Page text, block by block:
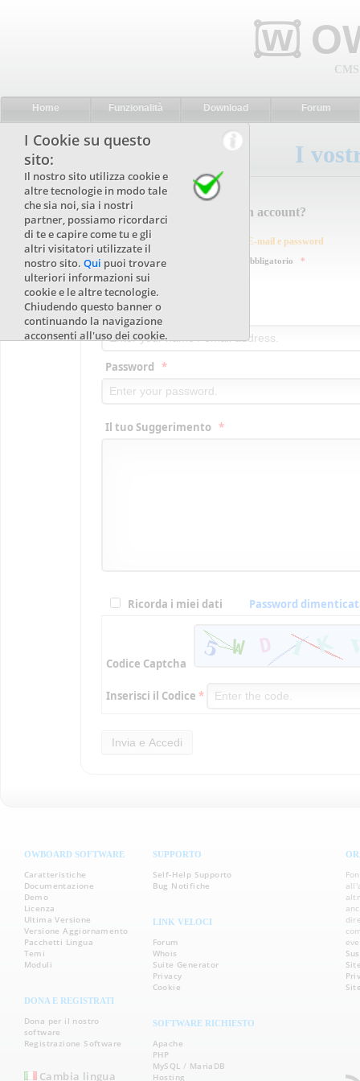
۝
w
Home Funzionalità Download Forum
I
Hai già un account?
Inserisci il tuo Nome/E-mail e password
Indica un campo obbligatorio *
Nome / E-mail
Password *
Il tuo Suggerimento *
Ricorda i miei dati Password
Codice Captcha
Inserisci il Codice *
OWBOARD SOFTWARE
Caratteristiche
Documentazione
Demo
Licenza
Ultima Versione
Versione Aggiornamento
Pacchetti Lingua
Temi
Moduli
DONA E REGISTRATI
Dona per il nostro
software
Registrazione Software
Cambia lingua
SUPPORTO
Self-Help Supporto
Bug Notifiche
LINK VELOCI
Forum
Whois
Suite Generator
Privacy
Cookie
SOFTWARE RICHIESTO
Apache
PHP
MySQL / MariaDB
Hosting
I Cookie su questo
sito:
Il nostro sito utilizza cookie e
altre tecnologie in modo tale
che sia noi, sia i nostri
partner, possiamo ricordarci
di te e capire come tu e gli
altri visitatori utilizzate il
nostro sito. Qui puoi trovare
ulteriori informazioni sui
cookie e le altre tecnologie.
Chiudendo questo banner o
continuando la navigazione
acconsenti all'uso dei cookie.